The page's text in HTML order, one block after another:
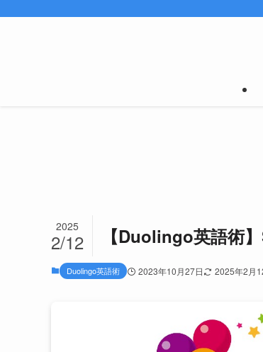
【Duolingo英語術
2025
2/12
Duolingo英語術 2023年10月27日 2025年2月